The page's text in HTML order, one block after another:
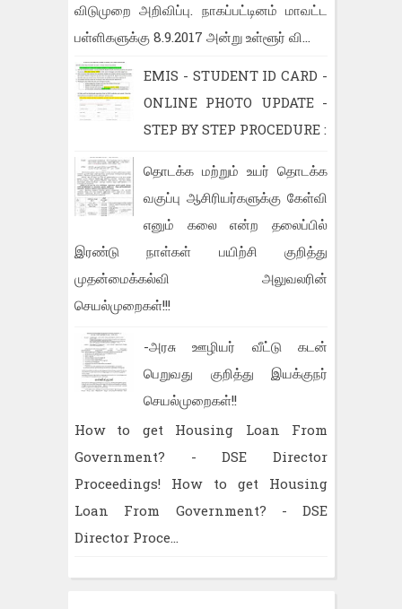
விடுமுறை அறிவிப்பு. நாகப்பட்டினம் மாவட்ட
பள்ளிகளுக்கு 8.9.2017 அன்று உள்ளூர் வி...
EMIS - STUDENT ID CARD -
ONLINE PHOTO UPDATE -
STEP BY STEP PROCEDURE :
தொடக்க மற்றும் உயர் தொடக்க
வகுப்பு ஆசிரியர்களுக்கு கேள்வி
எனும் கலை என்ற தலைப்பில்
இரண்டு நாள்கள் பயிற்சி குறித்து
முதன்மைக்கல்வி அலுவலரின்
செயல்முறைகள்!!!
-அரசு ஊழியர் வீட்டு கடன்
பெறுவது குறித்து இயக்குநர்
செயல்முறைகள்!!
How to get Housing Loan From
Government? - DSE Director
Proceedings! How to get Housing
Loan From Government? - DSE
Director Proce...